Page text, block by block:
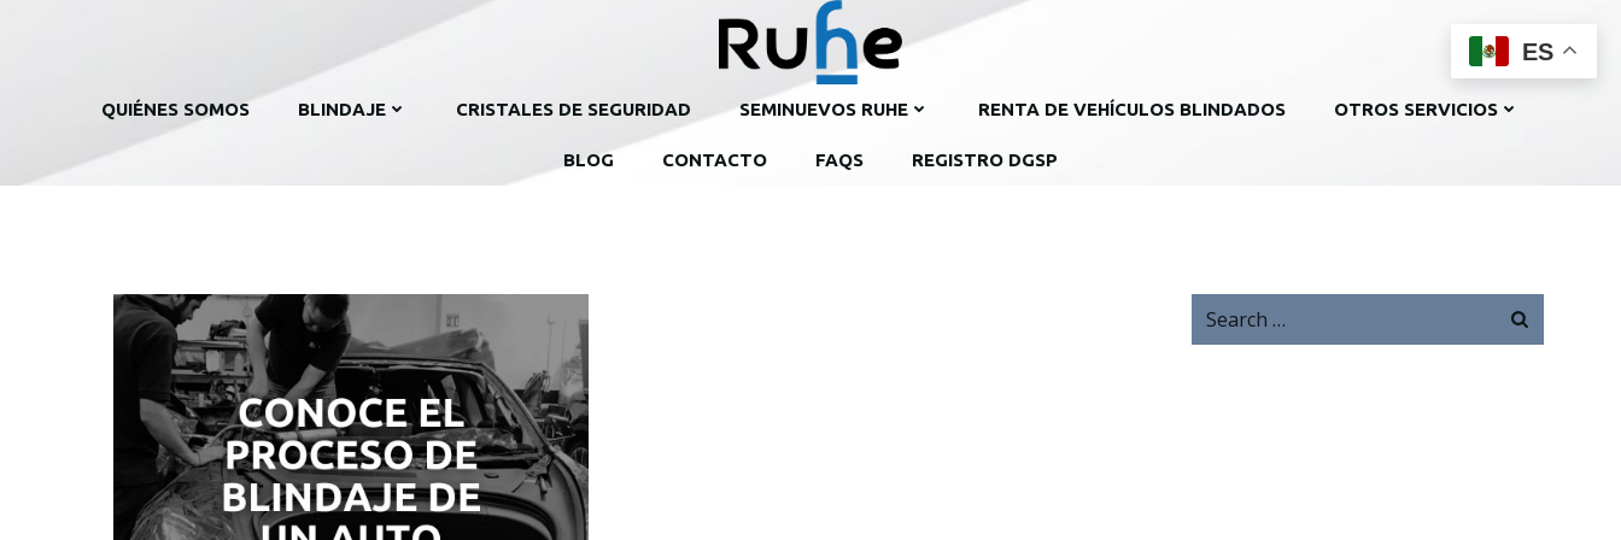
QUIÉNES SOMOS BLINDAJE CRISTALES DE SEGURIDAD SEMINUEVOS RUHE RENTA DE VEHÍCULOS BLINDADOS OTROS SERVICIOS
BLOG CONTACTO FAQS REGISTRO DGSP
ES